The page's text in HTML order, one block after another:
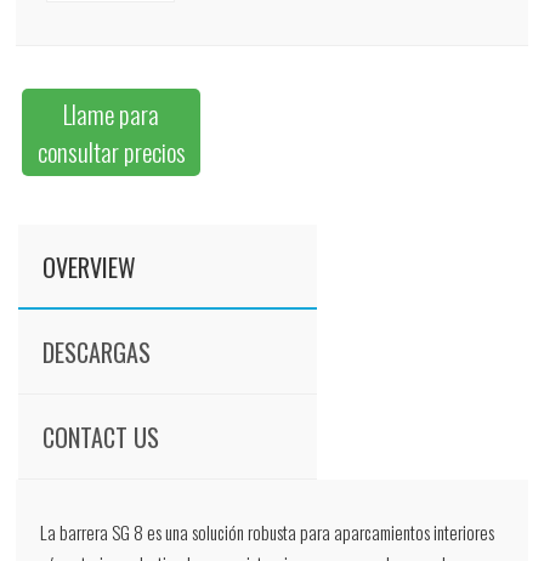
Llame para
consultar precios
OVERVIEW
DESCARGAS
CONTACT US
La barrera SG 8 es una solución robusta para aparcamientos interiores